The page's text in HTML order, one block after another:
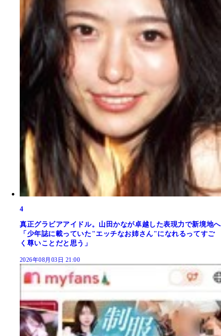
4
真正グラビアアイドル。山田かなが卓越した表現力で新境地へ
「少年誌に載っていた"エッチなお姉さん"になれるってすご
く尊いことだと思う」
2026年08月03日 21:00